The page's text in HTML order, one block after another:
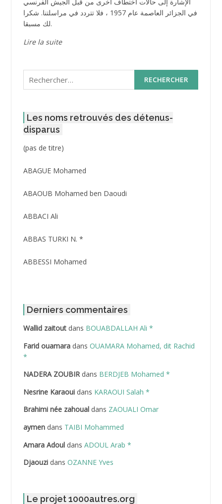
في الجزائر العاصمة عام 1957 ، فلا تتردد في مراسلتنا. شكرا
لك مسبقا.
Lire la suite
Rechercher :
Les noms retrouvés des détenus-
disparus
(pas de titre)Post
3416
ABAGUE Mohamed
ABAOUB Mohamed ben Daoudi
ABBACI Ali
ABBAS TURKI N. *
ABBESSI Mohamed
ABDAT Amar
ABDEDDAIM Hamid
ABDELAZIZ Mohamed
ABDELHAFID Lakhdar
ABDELLI Mohamed
ABDELLI Mohamed *
Derniers commentaires
Wallid zaitoutdans BOUABDALLAH Ali *
Farid ouamaradans OUAMARA Mohamed, dit Rachid
*
NADERA ZOUBIRdans BERDJEB Mohamed *
Nesrine Karaouidans KARAOUI Salah *
Brahimi née zahoualdans ZAOUALI Omar
aymendans TAIBI Mohammed
Amara Adouldans ADOUL Arab *
Djaouzidans OZANNE Yves
Le projet 1000autres.org